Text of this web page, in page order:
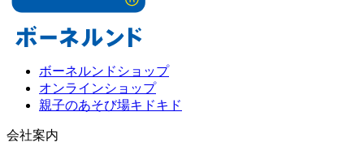
ボーネルンドショップ
オンラインショップ
親子のあそび場キドキド
会社案内